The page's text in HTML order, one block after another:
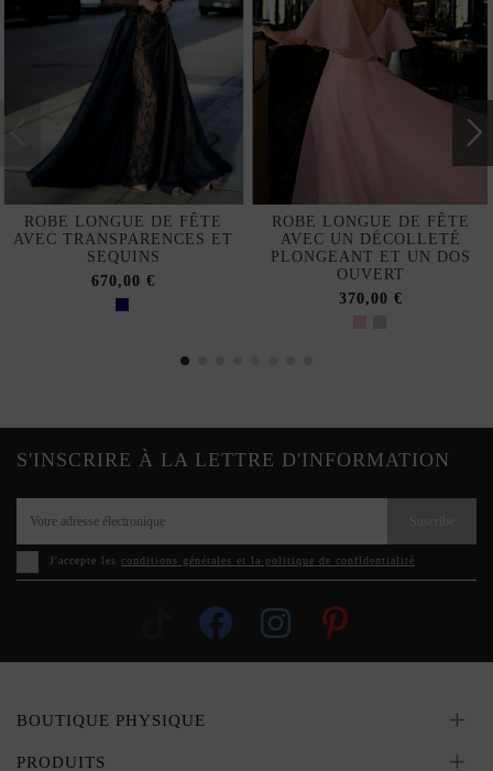
ROBE LONGUE DE FÊTE
AVEC TRANSPARENCES ET
SEQUINS
670,00 €
ROBE LONGUE DE FÊTE
AVEC UN DÉCOLLETÉ
PLONGEANT ET UN DOS
OUVERT
370,00 €
S'INSCRIRE À LA LETTRE D'INFORMATION
J'accepte les conditions générales et la politique de confidentialité
BOUTIQUE PHYSIQUE
PRODUITS